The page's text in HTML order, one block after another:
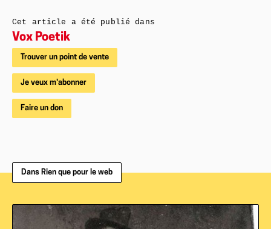
Cet article a été publié dans
Vox Poetik
Trouver un point de vente
Je veux m'abonner
Faire un don
Dans Rien que pour le web